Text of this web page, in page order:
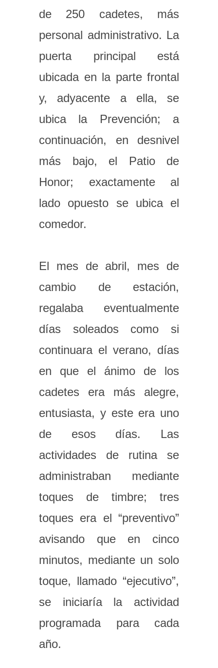
de 250 cadetes, más
personal administrativo. La
puerta principal está
ubicada en la parte frontal
y, adyacente a ella, se
ubica la Prevención; a
continuación, en desnivel
más bajo, el Patio de
Honor; exactamente al
lado opuesto se ubica el
comedor.
El mes de abril, mes de
cambio de estación,
regalaba eventualmente
días soleados como si
continuara el verano, días
en que el ánimo de los
cadetes era más alegre,
entusiasta, y este era uno
de esos días. Las
actividades de rutina se
administraban mediante
toques de timbre; tres
toques era el “preventivo”
avisando que en cinco
minutos, mediante un solo
toque, llamado “ejecutivo”,
se iniciaría la actividad
programada para cada
año.